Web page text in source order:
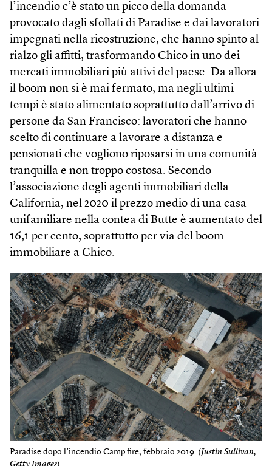
l’incendio c’è stato un picco della domanda
provocato dagli sfollati di Paradise e dai lavoratori
impegnati nella ricostruzione, che hanno spinto al
rialzo gli affitti, trasformando Chico in uno dei
mercati immobiliari più attivi del paese. Da allora
il boom non si è mai fermato, ma negli ultimi
tempi è stato alimentato soprattutto dall’arrivo di
persone da San Francisco: lavoratori che hanno
scelto di continuare a lavorare a distanza e
pensionati che vogliono riposarsi in una comunità
tranquilla e non troppo costosa. Secondo
l’associazione degli agenti immobiliari della
California, nel 2020 il prezzo medio di una casa
unifamiliare nella contea di Butte è aumentato del
16,1 per cento, soprattutto per via del boom
immobiliare a Chico.
Paradise dopo l’incendio Camp fire, febbraio 2019 (Justin Sullivan,